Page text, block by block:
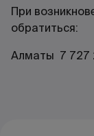
При
обратиться:
Алматы 7 727